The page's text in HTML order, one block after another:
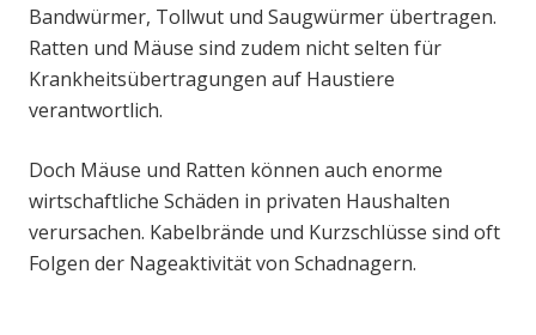
Bandwürmer, Tollwut und Saugwürmer übertragen.
Ratten und Mäuse sind zudem nicht selten für
Krankheitsübertragungen auf Haustiere
verantwortlich.
Doch Mäuse und Ratten können auch enorme
wirtschaftliche Schäden in privaten Haushalten
verursachen. Kabelbrände und Kurzschlüsse sind oft
Folgen der Nageaktivität von Schadnagern.